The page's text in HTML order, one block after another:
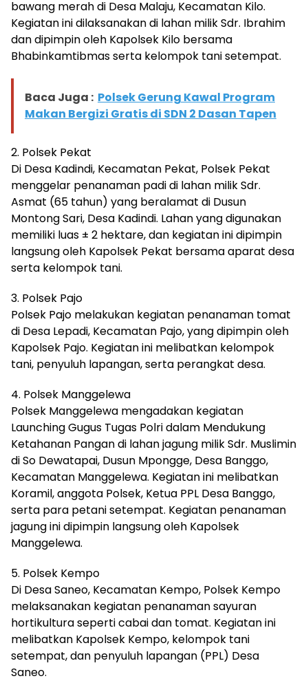
bawang merah di Desa Malaju, Kecamatan Kilo.
Kegiatan ini dilaksanakan di lahan milik Sdr. Ibrahim
dan dipimpin oleh Kapolsek Kilo bersama
Bhabinkamtibmas serta kelompok tani setempat.
Baca Juga : Polsek Gerung Kawal Program
Makan Bergizi Gratis di SDN 2 Dasan Tapen
2. Polsek Pekat
Di Desa Kadindi, Kecamatan Pekat, Polsek Pekat
menggelar penanaman padi di lahan milik Sdr.
Asmat (65 tahun) yang beralamat di Dusun
Montong Sari, Desa Kadindi. Lahan yang digunakan
memiliki luas ± 2 hektare, dan kegiatan ini dipimpin
langsung oleh Kapolsek Pekat bersama aparat desa
serta kelompok tani.
3. Polsek Pajo
Polsek Pajo melakukan kegiatan penanaman tomat
di Desa Lepadi, Kecamatan Pajo, yang dipimpin oleh
Kapolsek Pajo. Kegiatan ini melibatkan kelompok
tani, penyuluh lapangan, serta perangkat desa.
4. Polsek Manggelewa
Polsek Manggelewa mengadakan kegiatan
Launching Gugus Tugas Polri dalam Mendukung
Ketahanan Pangan di lahan jagung milik Sdr. Muslimin
di So Dewatapai, Dusun Mpongge, Desa Banggo,
Kecamatan Manggelewa. Kegiatan ini melibatkan
Koramil, anggota Polsek, Ketua PPL Desa Banggo,
serta para petani setempat. Kegiatan penanaman
jagung ini dipimpin langsung oleh Kapolsek
Manggelewa.
5. Polsek Kempo
Di Desa Saneo, Kecamatan Kempo, Polsek Kempo
melaksanakan kegiatan penanaman sayuran
hortikultura seperti cabai dan tomat. Kegiatan ini
melibatkan Kapolsek Kempo, kelompok tani
setempat, dan penyuluh lapangan (PPL) Desa
Saneo.